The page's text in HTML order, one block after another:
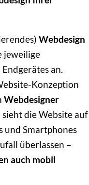
Webdesign
jeweilige
an.
Konzeption
Webdesigner
die Website auf
und Smartphones
überlassen –
auch mobil